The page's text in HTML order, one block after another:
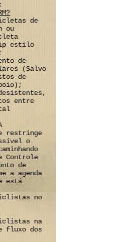
de
ou
estilo
de
(Salvo
de
entre
restringe
o
Controle
de
a agenda
está
no
na
fluxo dos